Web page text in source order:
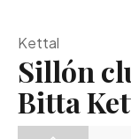
Kettal
Sillón
Bitta